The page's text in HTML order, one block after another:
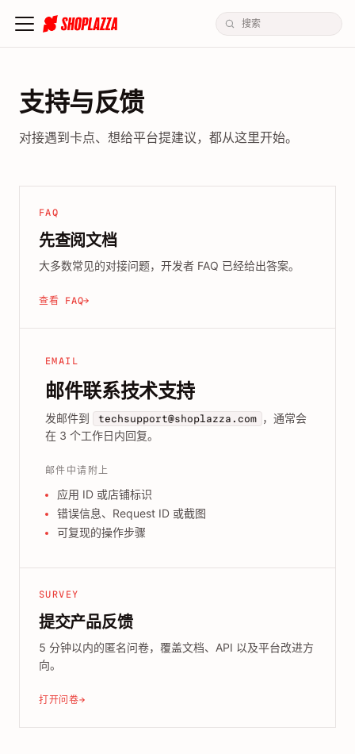
支持与反馈
对接遇到卡点、想给平台提建议，都从这里开始。
FAQ
先查阅文档
大多数常见的对接问题，开发者 FAQ 已经给出答案。
查看 FAQ→
EMAIL
邮件联系技术支持
发邮件到 techsupport@shoplazza.com ，通常会
在 3 个工作日内回复。
邮件中请附上
应用 ID 或店铺标识
错误信息、Request ID 或截图
可复现的操作步骤
SURVEY
提交产品反馈
5 分钟以内的匿名问卷，覆盖文档、API 以及平台改进方
向。
打开问卷→